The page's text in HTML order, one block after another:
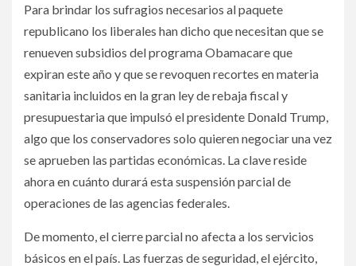
Para brindar los sufragios necesarios al paquete
republicano los liberales han dicho que necesitan que se
renueven subsidios del programa Obamacare que
expiran este año y que se revoquen recortes en materia
sanitaria incluidos en la gran ley de rebaja fiscal y
presupuestaria que impulsó el presidente Donald Trump,
algo que los conservadores solo quieren negociar una vez
se aprueben las partidas económicas. La clave reside
ahora en cuánto durará esta suspensión parcial de
operaciones de las agencias federales.
De momento, el cierre parcial no afecta a los servicios
básicos en el país. Las fuerzas de seguridad, el ejército,